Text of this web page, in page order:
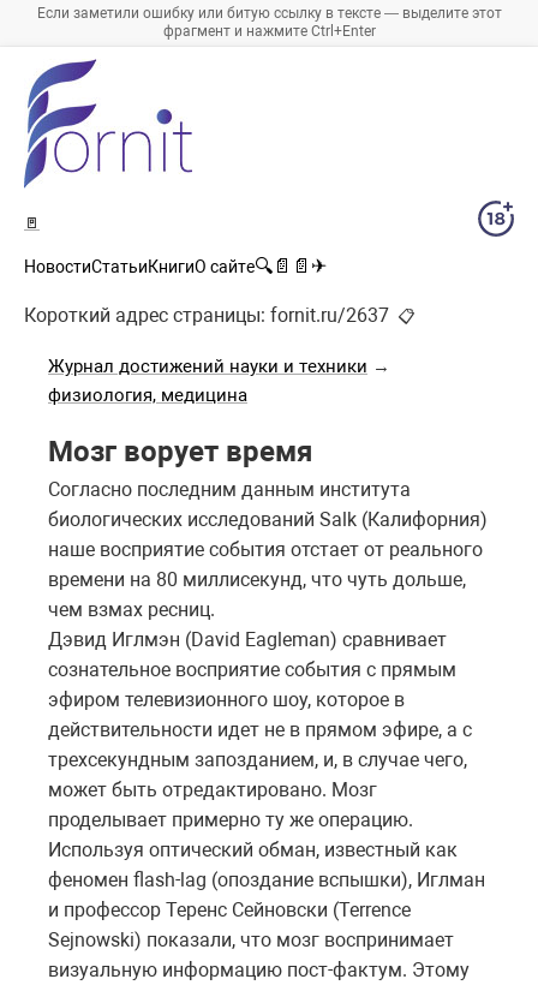
Если заметили ошибку или битую ссылку в тексте — выделите этот
фрагмент и нажмите Ctrl+Enter
🚪
НовостиСтатьиКнигиО сайте🔍 📄 📄 ✈
Короткий адрес страницы: fornit.ru/2637 📋
Журнал достижений науки и техники →
физиология, медицина
Мозг ворует время
Согласно последним данным института
биологических исследований Salk (Калифорния)
наше восприятие события отстает от реального
времени на 80 миллисекунд, что чуть дольше,
чем взмах ресниц.
Дэвид Иглмэн (David Eagleman) сравнивает
сознательное восприятие события с прямым
эфиром телевизионного шоу, которое в
действительности идет не в прямом эфире, а с
трехсекундным запозданием, и, в случае чего,
может быть отредактировано. Мозг
проделывает примерно ту же операцию.
Используя оптический обман, известный как
феномен flash-lag (опоздание вспышки), Иглман
и профессор Теренс Сейновски (Terrence
Sejnowski) показали, что мозг воспринимает
визуальную информацию пост-фактум. Этому